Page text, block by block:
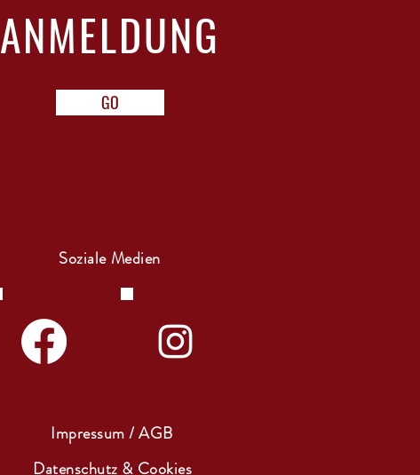
ANMELDUNG
GO
Soziale Medien
Impressum / AGB
Datenschutz & Cookies